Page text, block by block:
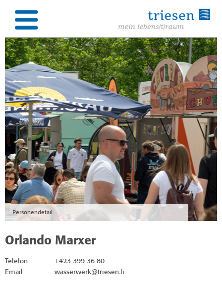
Personendetail
Orlando Marxer
Telefon
+423 399 36 80
Email
wasserwerk@triesen.li